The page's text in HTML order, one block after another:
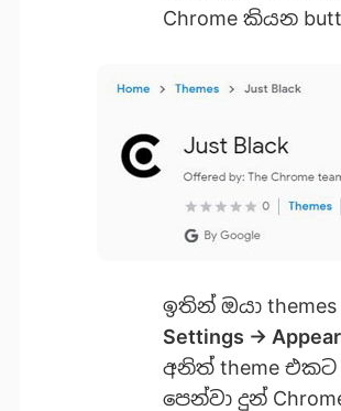
Chrome කියන
ඉතින් ඔයා
Settings ->
අනිත් theme
පෙන්වා දුන්